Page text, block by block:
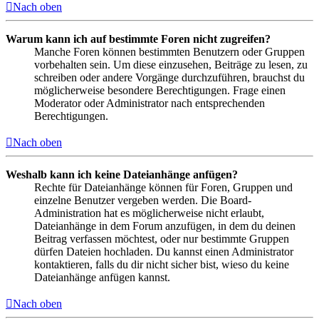
Nach oben
Warum kann ich auf bestimmte Foren nicht zugreifen?
Manche Foren können bestimmten Benutzern oder Gruppen
vorbehalten sein. Um diese einzusehen, Beiträge zu lesen, zu
schreiben oder andere Vorgänge durchzuführen, brauchst du
möglicherweise besondere Berechtigungen. Frage einen
Moderator oder Administrator nach entsprechenden
Berechtigungen.
Nach oben
Weshalb kann ich keine Dateianhänge anfügen?
Rechte für Dateianhänge können für Foren, Gruppen und
einzelne Benutzer vergeben werden. Die Board-
Administration hat es möglicherweise nicht erlaubt,
Dateianhänge in dem Forum anzufügen, in dem du deinen
Beitrag verfassen möchtest, oder nur bestimmte Gruppen
dürfen Dateien hochladen. Du kannst einen Administrator
kontaktieren, falls du dir nicht sicher bist, wieso du keine
Dateianhänge anfügen kannst.
Nach oben